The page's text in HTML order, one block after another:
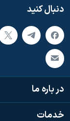
دنبال کنید
در باره ما
خدمات